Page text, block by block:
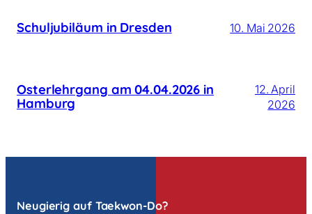
Schuljubiläum in Dresden 10. Mai 2026
Osterlehrgang am 04.04.2026 in
Hamburg
12. April
2026
Neugierig auf Taekwon-Do?